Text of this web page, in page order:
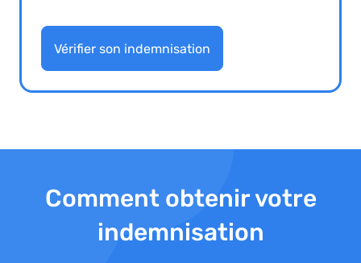
Vérifier son indemnisation
Comment obtenir votre
indemnisation